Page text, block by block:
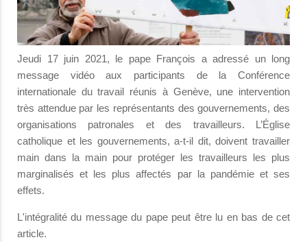
Jeudi 17 juin 2021, le pape François a adressé un long
message vidéo aux participants de la Conférence
internationale du travail réunis à Genève, une intervention
très attendue par les représentants des gouvernements, des
organisations patronales et des travailleurs. L’Église
catholique et les gouvernements, a-t-il dit, doivent travailler
main dans la main pour protéger les travailleurs les plus
marginalisés et les plus affectés par la pandémie et ses
effets.
L'intégralité du message du pape peut être lu en bas de cet
article.